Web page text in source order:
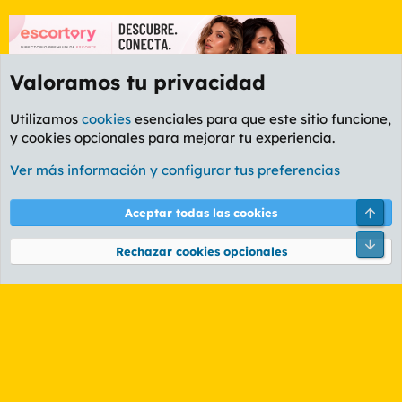
Granada
Cookies
PL OLDSTYLE AMARILLO
Términos y reglas Política de privacidad Ayuda
Community platform by XenForo® © 2010-2026 XenForo Ltd.
Valoramos tu privacidad
Utilizamos cookies esenciales para que este sitio funcione,
y cookies opcionales para mejorar tu experiencia.
Ver más información y configurar tus preferencias
Aceptar todas las cookies
Rechazar cookies opcionales
Pie